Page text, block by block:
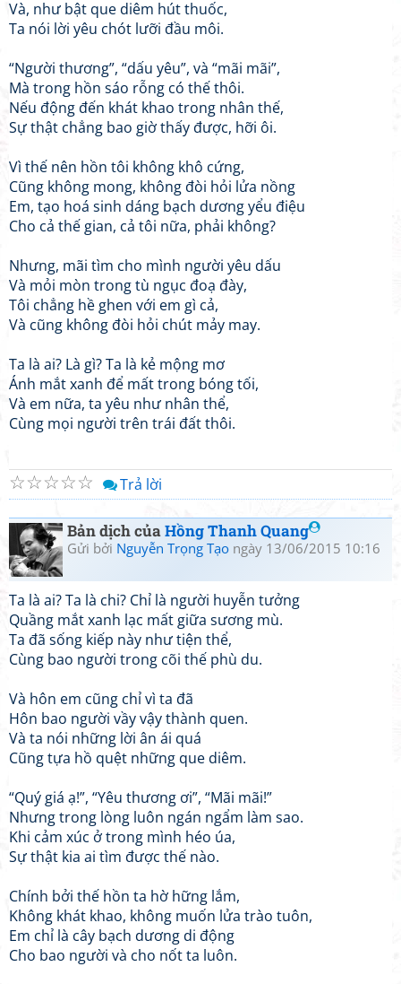
Và, như bật que diêm hút thuốc,
Ta nói lời yêu chót lưỡi đầu môi.
“Người thương”, “dấu yêu”, và “mãi mãi”,
Mà trong hồn sáo rỗng có thế thôi.
Nếu động đến khát khao trong nhân thế,
Sự thật chẳng bao giờ thấy được, hỡi ôi.
Vì thế nên hồn tôi không khô cứng,
Cũng không mong, không đòi hỏi lửa nồng
Em, tạo hoá sinh dáng bạch dương yểu điệu
Cho cả thế gian, cả tôi nữa, phải không?
Nhưng, mãi tìm cho mình người yêu dấu
Và mỏi mòn trong tù ngục đoạ đày,
Tôi chẳng hề ghen với em gì cả,
Và cũng không đòi hỏi chút mảy may.
Ta là ai? Là gì? Ta là kẻ mộng mơ
Ánh mắt xanh để mất trong bóng tối,
Và em nữa, ta yêu như nhân thể,
Cùng mọi người trên trái đất thôi.
☆
☆
☆
☆
☆ Trả lời
Bản dịch củaHồng Thanh Quang
Gửi bởi Nguyễn Trọng Tạo ngày 13/06/2015 10:16
Ta là ai? Ta là chi? Chỉ là người huyễn tưởng
Quầng mắt xanh lạc mất giữa sương mù.
Ta đã sống kiếp này như tiện thể,
Cùng bao người trong cõi thế phù du.
Và hôn em cũng chỉ vì ta đã
Hôn bao người vầy vậy thành quen.
Và ta nói những lời ân ái quá
Cũng tựa hồ quệt những que diêm.
“Quý giá ạ!”, “Yêu thương ơi”, “Mãi mãi!”
Nhưng trong lòng luôn ngán ngẩm làm sao.
Khi cảm xúc ở trong mình héo úa,
Sự thật kia ai tìm được thế nào.
Chính bởi thế hồn ta hờ hững lắm,
Không khát khao, không muốn lửa trào tuôn,
Em chỉ là cây bạch dương di động
Cho bao người và cho nốt ta luôn.